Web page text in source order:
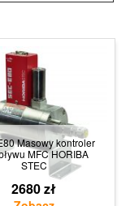
Masowy kontroler
MFC HORIBA
STEC
2680 zł